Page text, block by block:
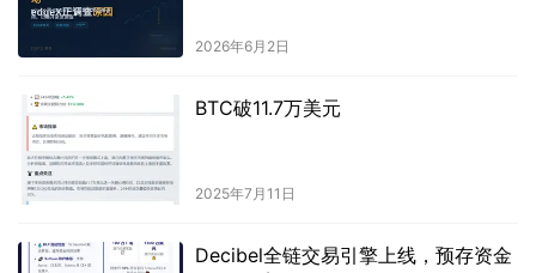
2026年6月2日
BTC破11.7万美元
2025年7月11日
Decibel全链交易引擎上线，预存资金